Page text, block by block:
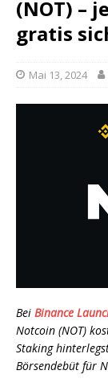
(NOT) –
gratis
Mai 13, 2024
Bei Binance
Notcoin (NOT)
Staking
Börsendebüt für